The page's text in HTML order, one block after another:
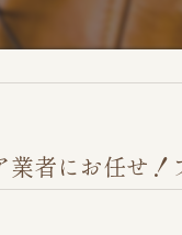
業者にお任せ